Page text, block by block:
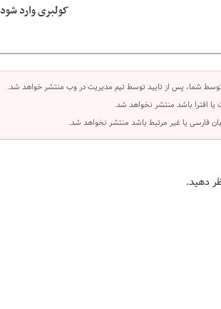
کولبری وارد شود
شما، پس از تایید توسط تیم مدیریت در وب منتشر خواهد شد.
افترا باشد منتشر نخواهد شد.
فارسی یا غیر مرتبط باشد منتشر نخواهد شد.
دهید.